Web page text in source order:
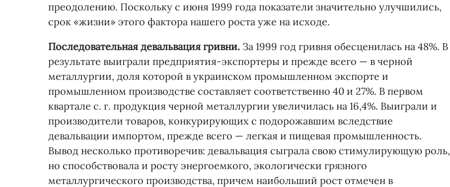
преодолению. Поскольку с июня 1999 года показатели значительно улучшились,
срок «жизни» этого фактора нашего роста уже на исходе.
Последовательная девальвация гривни. За 1999 год гривня обесценилась на 48%. В
результате выиграли предприятия-экспортеры и прежде всего — в черной
металлургии, доля которой в украинском промышленном экспорте и
промышленном производстве составляет соответственно 40 и 27%. В первом
квартале с. г. продукция черной металлургии увеличилась на 16,4%. Выиграли и
производители товаров, конкурирующих с подорожавшим вследствие
девальвации импортом, прежде всего — легкая и пищевая промышленность.
Вывод несколько противоречив: девальвация сыграла свою стимулирующую роль,
но способствовала и росту энергоемкого, экологически грязного
металлургического производства, причем наибольший рост отмечен в